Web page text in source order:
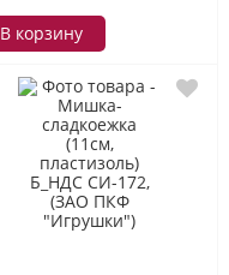
В корзину